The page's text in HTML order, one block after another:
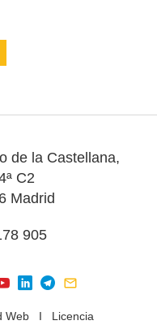
de la Castellana,
C2
Madrid
905
WebI Licencia